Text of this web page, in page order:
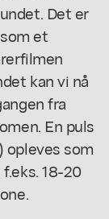
Det er
et
kan vi nå
fra
En puls
opleves som
18-20